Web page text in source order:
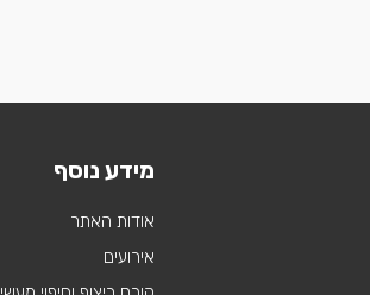
מידע נוסף
אודות האתר
אירועים